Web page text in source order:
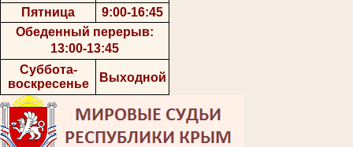
Пятница
9:00-16:45
Обеденный перерыв:
13:00-13:45
Суббота-
воскресенье
Выходной